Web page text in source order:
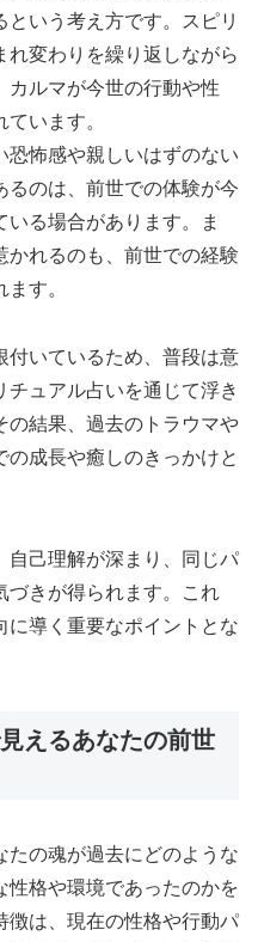
いう考え方です。スピリ
変わりを繰り返しながら
カルマが今世の行動や性
います。
恐怖感や親しいはずのない
るのは、前世での体験が今
る場合があります。ま
かれるのも、前世での経験
す。
付いているため、普段は意
ュアル占いを通じて浮き
の結果、過去のトラウマや
成長や癒しのきっかけと
自己理解が深まり、同じパ
づきが得られます。これ
に導く重要なポイントとな
えるあなたの前世
たの魂が過去にどのような
性格や環境であったのかを
徴は、現在の性格や行動パ